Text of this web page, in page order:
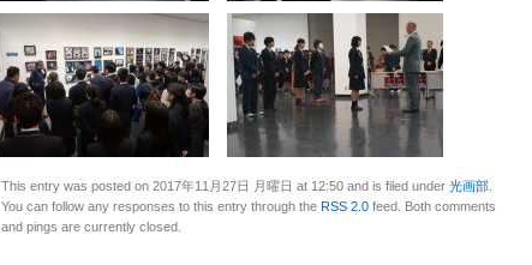
This entry was posted on 2017年11月27日 月曜日 at 12:50 and is filed under 光画部
You can follow any responses to this entry through the RSS 2.0 feed. Both comments
and pings are currently closed.